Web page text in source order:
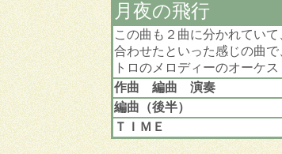
月夜の飛行
この曲も２曲に分かれていて
合わせたといった感じの曲
トロのメロディーのオーケ
作曲 編曲 演奏
編曲（後半）
ＴＩＭＥ